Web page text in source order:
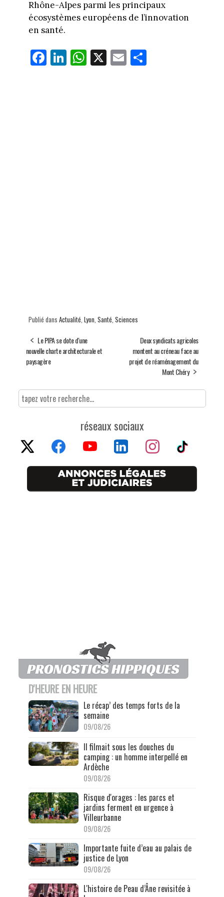
Rhône-Alpes parmi les principaux
écosystèmes européens de l’innovation
en santé.
Fa
ce
Li
nk
W
ha
X E
m
Pa
Publié dans Actualité, Lyon, Santé, Sciences
Le PIPA se dote d'une
nouvelle charte architecturale et
paysagère
Deux syndicats agricoles
montent au créneau face au
projet de réaménagement du
Mont Chéry
réseaux sociaux
D'HEURE EN HEURE
Le récap’ des temps forts de la
semaine
09/08/26
Il filmait sous les douches du
camping : un homme interpellé en
Ardèche
09/08/26
Risque d'orages : les parcs et
jardins ferment en urgence à
Villeurbanne
09/08/26
Importante fuite d’eau au palais de
justice de Lyon
09/08/26
L'histoire de Peau d’Âne revisitée à